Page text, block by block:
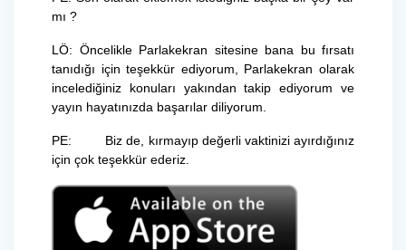
mı ?
LÖ: Öncelikle Parlakekran sitesine bana bu fırsatı
tanıdığı için teşekkür ediyorum, Parlakekran olarak
incelediğiniz konuları yakından takip ediyorum ve
yayın hayatınızda başarılar diliyorum.
PE: Biz de, kırmayıp değerli vaktinizi ayırdığınız
için çok teşekkür ederiz.